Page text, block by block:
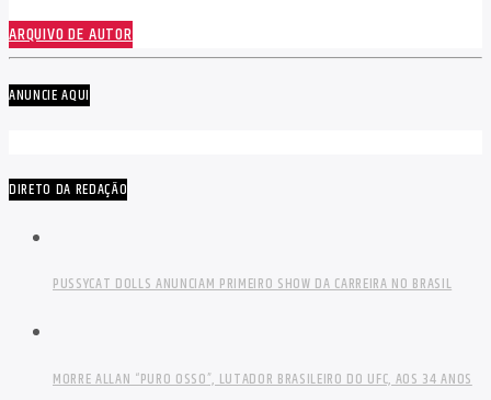
ARQUIVO DE AUTOR
ANUNCIE AQUI
DIRETO DA REDAÇÃO
PUSSYCAT DOLLS ANUNCIAM PRIMEIRO SHOW DA CARREIRA NO BRASIL
MORRE ALLAN “PURO OSSO”, LUTADOR BRASILEIRO DO UFC, AOS 34 ANOS